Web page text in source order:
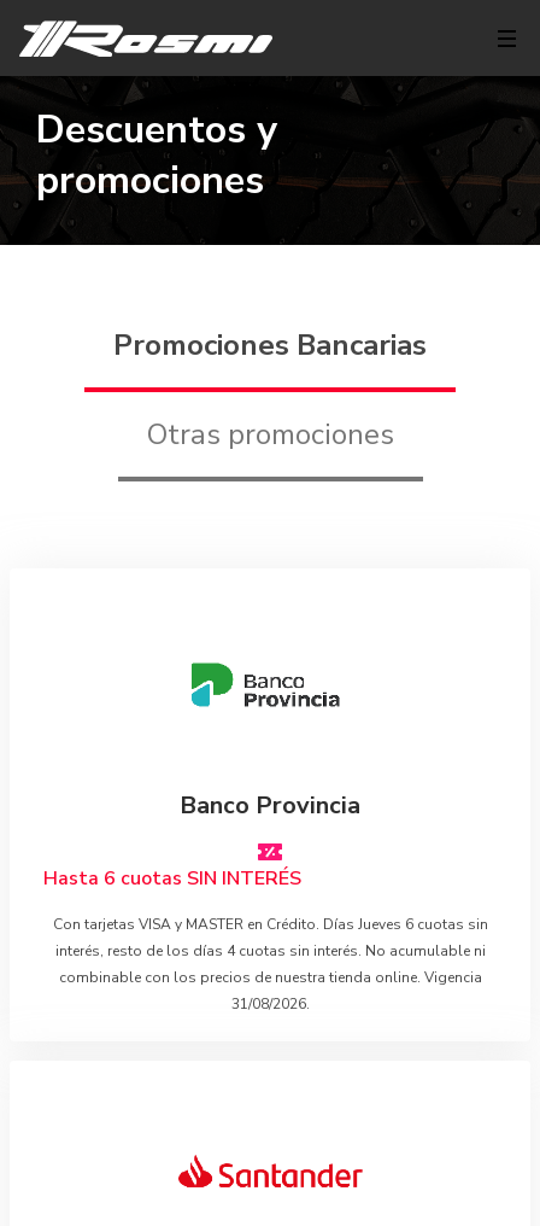
Descuentos y
promociones
Promociones Bancarias
Otras promociones
Banco Provincia
Hasta 6 cuotas SIN INTERÉS
Con tarjetas VISA y MASTER en Crédito. Días Jueves 6 cuotas sin
interés, resto de los días 4 cuotas sin interés. No acumulable ni
combinable con los precios de nuestra tienda online. Vigencia
31/08/2026.